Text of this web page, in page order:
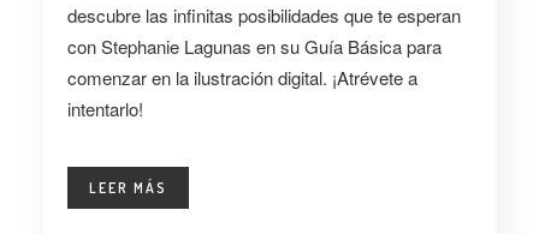
descubre las infinitas posibilidades que te esperan
con Stephanie Lagunas en su Guía Básica para
comenzar en la ilustración digital. ¡Atrévete a
intentarlo!
LEER MÁS